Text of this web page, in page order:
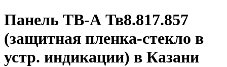
Панель ТВ-А Тв8.817.857
(защитная пленка-стекло в
устр. индикации) в Казани